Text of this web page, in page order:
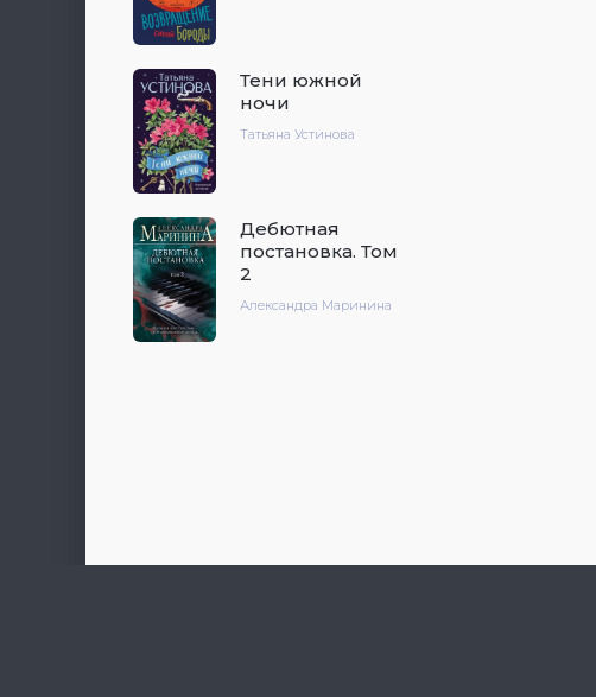
Тени южной
ночи
Татьяна Устинова
Дебютная
постановка. Том
2
Александра Маринина